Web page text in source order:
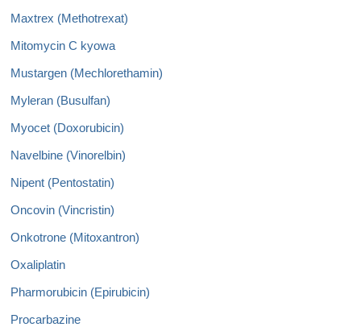
Maxtrex (Methotrexat)
Mitomycin C kyowa
Mustargen (Mechlorethamin)
Myleran (Busulfan)
Myocet (Doxorubicin)
Navelbine (Vinorelbin)
Nipent (Pentostatin)
Oncovin (Vincristin)
Onkotrone (Mitoxantron)
Oxaliplatin
Pharmorubicin (Epirubicin)
Procarbazine